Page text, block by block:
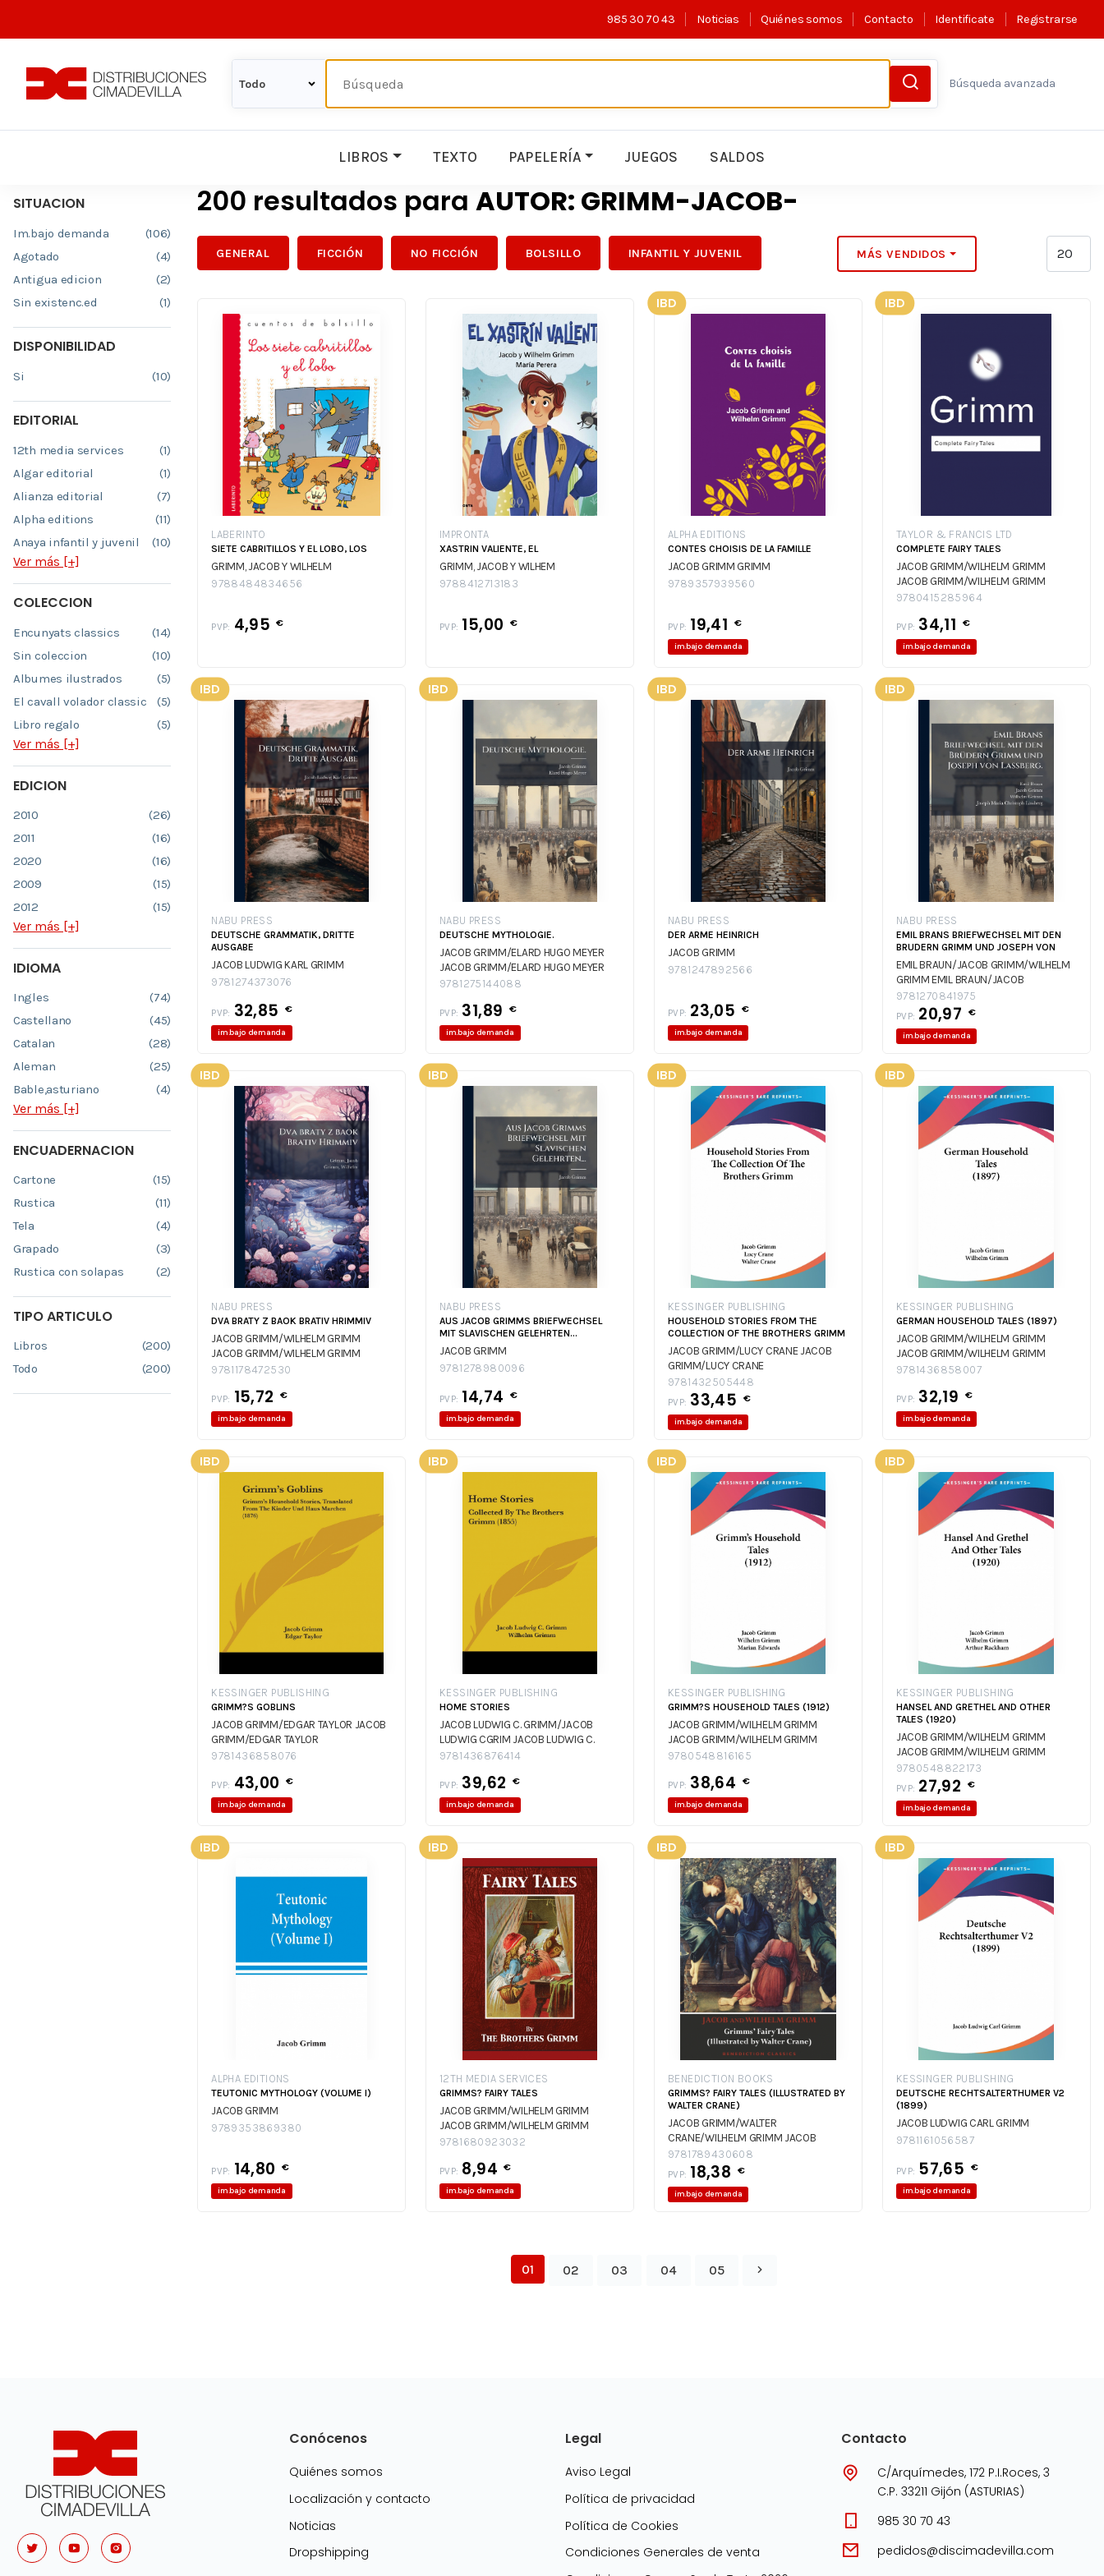
985 30 70 43 Noticias Quiénes somos Contacto Identificate Registrarse
Búsqueda avanzada
LIBROS TEXTO PAPELERÍA JUEGOS SALDOS
SITUACION
Im.bajo demanda
(106)
Agotado
(4)
Antigua edicion
(2)
Sin existenc.ed
(1)
DISPONIBILIDAD
Si (10)
EDITORIAL
12th media services
(1)
Algar editorial
(1)
Alianza editorial
(7)
Alpha editions
(11)
Anaya infantil y juvenil
(10)
Ver más [+]
COLECCION
Encunyats classics
(14)
Sin coleccion
(10)
Albumes ilustrados
(5)
El cavall volador classic
(5)
Libro regalo
(5)
Ver más [+]
EDICION
2010
(26)
2011
(16)
2020
(16)
2009
(15)
2012
(15)
Ver más [+]
IDIOMA
Ingles
(74)
Castellano
(45)
Catalan
(28)
Aleman
(25)
Bable,asturiano
(4)
Ver más [+]
ENCUADERNACION
Cartone
(15)
Rustica
(11)
Tela
(4)
Grapado
(3)
Rustica con solapas
(2)
TIPO ARTICULO
Libros
(200)
Todo
(200)
200 resultados para AUTOR: GRIMM-JACOB-
GENERAL FICCIÓN NO FICCIÓN BOLSILLO INFANTIL Y JUVENIL MÁS VENDIDOS
LABERINTO
SIETE CABRITILLOS Y EL LOBO, LOS
GRIMM, JACOB Y WILHELM
9788484834656
PVP: 4,95 €
IMPRONTA
XASTRIN VALIENTE, EL
GRIMM, JACOB Y WILHEM
9788412713183
PVP: 15,00 €
IBD
ALPHA EDITIONS
CONTES CHOISIS DE LA FAMILLE
JACOB GRIMM GRIMM
9789357939560
PVP: 19,41 €
im.bajo demanda
IBD
TAYLOR & FRANCIS LTD
COMPLETE FAIRY TALES
JACOB GRIMM/WILHELM GRIMM
JACOB GRIMM/WILHELM GRIMM
9780415285964
PVP: 34,11 €
im.bajo demanda
IBD
NABU PRESS
DEUTSCHE GRAMMATIK, DRITTE
AUSGABE
JACOB LUDWIG KARL GRIMM
9781274373076
PVP: 32,85 €
im.bajo demanda
IBD
NABU PRESS
DEUTSCHE MYTHOLOGIE.
JACOB GRIMM/ELARD HUGO MEYER
JACOB GRIMM/ELARD HUGO MEYER
9781275144088
PVP: 31,89 €
im.bajo demanda
IBD
NABU PRESS
DER ARME HEINRICH
JACOB GRIMM
9781247892566
PVP: 23,05 €
im.bajo demanda
IBD
NABU PRESS
EMIL BRANS BRIEFWECHSEL MIT DEN
BRUDERN GRIMM UND JOSEPH VON
EMIL BRAUN/JACOB GRIMM/WILHELM
GRIMM EMIL BRAUN/JACOB
GRIMM/WILHELM GRIMM
BRAUN/JACOB GRIMM/WILHELM
9781270841975
PVP: 20,97 €
im.bajo demanda
IBD
NABU PRESS
DVA BRATY Z BAOK BRATIV HRIMMIV
JACOB GRIMM/WILHELM GRIMM
JACOB GRIMM/WILHELM GRIMM
9781178472530
PVP: 15,72 €
im.bajo demanda
IBD
NABU PRESS
AUS JACOB GRIMMS BRIEFWECHSEL
MIT SLAVISCHEN GELEHRTEN...
JACOB GRIMM
9781278980096
PVP: 14,74 €
im.bajo demanda
IBD
KESSINGER PUBLISHING
HOUSEHOLD STORIES FROM THE
COLLECTION OF THE BROTHERS GRIMM
JACOB GRIMM/LUCY CRANE JACOB
GRIMM/LUCY CRANE
9781432505448
PVP: 33,45 €
im.bajo demanda
IBD
KESSINGER PUBLISHING
GERMAN HOUSEHOLD TALES (1897)
JACOB GRIMM/WILHELM GRIMM
JACOB GRIMM/WILHELM GRIMM
9781436858007
PVP: 32,19 €
im.bajo demanda
IBD
KESSINGER PUBLISHING
GRIMM?S GOBLINS
JACOB GRIMM/EDGAR TAYLOR JACOB
GRIMM/EDGAR TAYLOR
9781436858076
PVP: 43,00 €
im.bajo demanda
IBD
KESSINGER PUBLISHING
HOME STORIES
JACOB LUDWIG C. GRIMM/JACOB
LUDWIG CGRIM JACOB LUDWIG C.
GRIMM/JACOB LUDWIG CGRIM
9781436876414
PVP: 39,62 €
im.bajo demanda
IBD
KESSINGER PUBLISHING
GRIMM?S HOUSEHOLD TALES (1912)
JACOB GRIMM/WILHELM GRIMM
JACOB GRIMM/WILHELM GRIMM
9780548816165
PVP: 38,64 €
im.bajo demanda
IBD
KESSINGER PUBLISHING
HANSEL AND GRETHEL AND OTHER
TALES (1920)
JACOB GRIMM/WILHELM GRIMM
JACOB GRIMM/WILHELM GRIMM
9780548822173
PVP: 27,92 €
im.bajo demanda
IBD
ALPHA EDITIONS
TEUTONIC MYTHOLOGY (VOLUME I)
JACOB GRIMM
9789353869380
PVP: 14,80 €
im.bajo demanda
IBD
12TH MEDIA SERVICES
GRIMMS? FAIRY TALES
JACOB GRIMM/WILHELM GRIMM
JACOB GRIMM/WILHELM GRIMM
9781680923032
PVP: 8,94 €
im.bajo demanda
IBD
BENEDICTION BOOKS
GRIMMS? FAIRY TALES (ILLUSTRATED BY
WALTER CRANE)
JACOB GRIMM/WALTER
CRANE/WILHELM GRIMM JACOB
GRIMM/WALTER CRANE/WILHELM
GRIMMJACOB GRIMM/WALTER
CRANE/WILHELM GRIMM
9781789430608
PVP: 18,38 €
im.bajo demanda
IBD
KESSINGER PUBLISHING
DEUTSCHE RECHTSALTERTHUMER V2
(1899)
JACOB LUDWIG CARL GRIMM
9781161056587
PVP: 57,65 €
im.bajo demanda
01 02 03 04 05
Conócenos
Quiénes somos
Localización y contacto
Noticias
Dropshipping
Legal
Aviso Legal
Política de privacidad
Política de Cookies
Condiciones Generales de venta
Contacto
C/Arquímedes, 172 P.I.Roces, 3
C.P. 33211 Gijón (ASTURIAS)
985 30 70 43
pedidos@discimadevilla.com